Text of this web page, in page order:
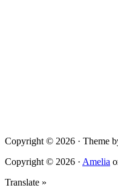
Copyright © 2026 · Theme
Copyright © 2026 · Amelia
Translate »